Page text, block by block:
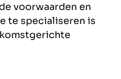
voorwaarden en
te specialiseren is